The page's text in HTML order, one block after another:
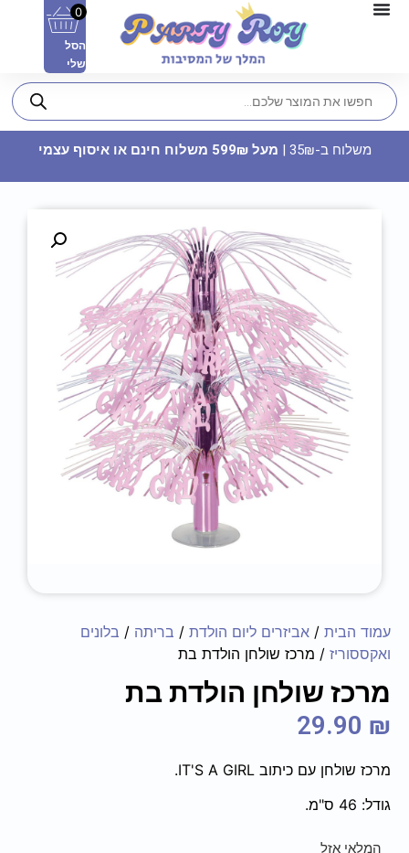
ארטיק שקוף למילוי
13.90₪
0
הסל
שלי
משלוח ב-35₪ | מעל 599₪ משלוח חינם או איסוף עצמי
עמוד הבית / אביזרים ליום הולדת / בריתה / בלונים
ואקססוריז / מרכז שולחן הולדת בת
מרכז שולחן הולדת בת
29.90 ₪
מרכז שולחן עם כיתוב IT'S A GIRL.
גודל: 46 ס"מ.
המלאי אזל